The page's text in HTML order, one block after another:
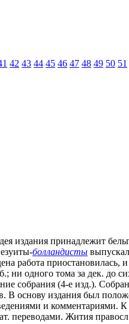
42 43 44 45 46 47 48 49 50 51
принадлежит
болландисты
работа
одного тома за дек. до
собрания (4-е изд.).
В основу издания был
и комментариями.
переводами. Жития